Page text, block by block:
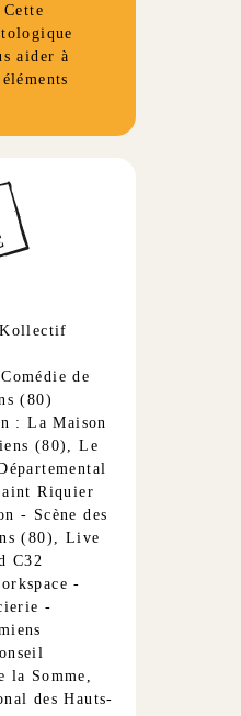
aider à
de
(80)
: La Maison
(80), Le
Riquier
- Scène des
(80), Live
C32
-
-
la Somme,
des Hauts-